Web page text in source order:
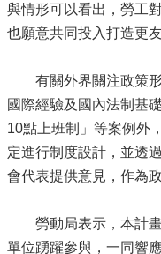
與情形可以看出，勞工
也願意共同投入打造更
有關外界關注政策形
國際經驗及國內法制基
10點上班制」等案例外
定進行制度設計，並透
會代表提供意見，作為
勞動局表示，本計畫
單位踴躍參與，一同響